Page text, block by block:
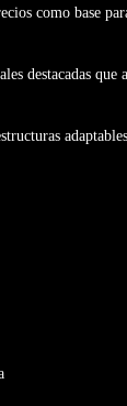
como base
destacadas